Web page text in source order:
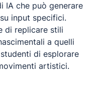
IA che può generare
input specifici.
di replicare stili
a quelli
di esplorare
artistici.